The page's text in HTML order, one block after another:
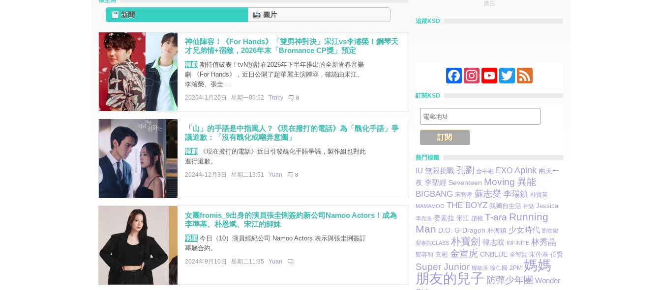
新聞 圖片
神仙陣容！《For Hands》「雙男神對決」宋江vs李濬榮！鋼琴天
才兄弟情+宿敵，2026年末「Bromance CP獎」預定
韓劇 期待值破表！tvN預計在2026年下半年推出的全新青春音樂
劇 《For Hands》，近日公開了超華麗主演陣容，確認由宋江、
李濬榮、張圭 ...
2026年1月26日 星期一09:52 Tracy 6
「山」的手語是中指罵人？《現在撥打的電話》為「醜化手語」爭
議道歉：「沒有醜化或嘲弄意圖」
韓劇 《現在撥打的電話》近日引發醜化手語爭議，製作組也對此
進行道歉。
2024年12月3日 星期二13:51 Yuan 8
女團fromis_9出身的演員張圭悧簽約新公司Namoo Actors！成為
李準基、朴恩斌、宋江的師妹
明星今日（10）演員經紀公司 Namoo Actors 表示與張圭悧簽訂
專屬合約。
2024年9月10日 星期二11:35 Yuan
廣告
追蹤KSD
FacebookInstagramYouTubeTwitterFeed
訂閱KSD
熱門標籤
IU 無限挑戰 孔劉 金宇彬 EXO Apink 兩天一
夜 李聖經 Seventeen Moving 異能
BIGBANG 宋智孝 蘇志燮 李瑞鎮 朴寶英
MAMAMOO THE BOYZ 我獨自生活 神話 Jessica
李光洙 姜素拉 宋江 趙權 T-ara Running
Man D.O. G-Dragon 朴海鎮 少女時代 劉在錫
梨泰院CLASS 朴寶劍 韓志旼 INFINITE 林秀晶
鄭容和 玄彬 金宣虎 CNBLUE 全智賢 宋仲基 伯賢
Super Junior 鄭敬淏 徐仁國 2PM 媽媽
朋友的兒子 防彈少年團 Wonder